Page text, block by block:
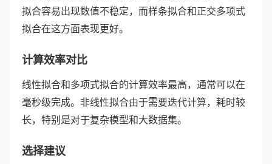
拟合容易出现数值不稳定，而样条拟合和正交多项式
拟合在这方面表现更好。
计算效率对比
线性拟合和多项式拟合的计算效率最高，通常可以在
毫秒级完成。非线性拟合由于需要迭代计算，耗时较
长，特别是对于复杂模型和大数据集。
选择建议